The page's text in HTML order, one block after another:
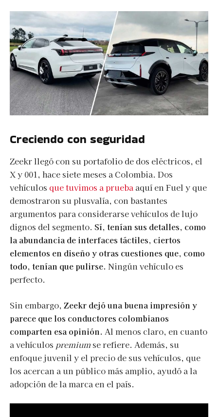
Creciendo con seguridad
Zeekr llegó con su portafolio de dos eléctricos, el
X y 001, hace siete meses a Colombia. Dos
vehículos que tuvimos a prueba aquí en Fuel y que
demostraron su plusvalía, con bastantes
argumentos para considerarse vehículos de lujo
dignos del segmento. Sí, tenían sus detalles, como
la abundancia de interfaces táctiles, ciertos
elementos en diseño y otras cuestiones que, como
todo, tenían que pulirse. Ningún vehículo es
perfecto.
Sin embargo, Zeekr dejó una buena impresión y
parece que los conductores colombianos
comparten esa opinión. Al menos claro, en cuanto
a vehículos premiumse refiere. Además, su
enfoque juvenil y el precio de sus vehículos, que
los acercan a un público más amplio, ayudó a la
adopción de la marca en el país.